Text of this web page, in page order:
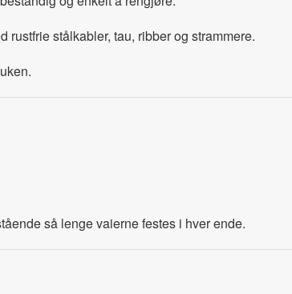
rustfrie stålkabler, tau, ribber og strammere.
så lenge vaierne festes i hver ende.